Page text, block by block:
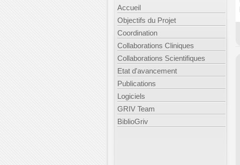
Accueil
Objectifs du Projet
Coordination
Collaborations Cliniques
Collaborations Scientifiques
Etat d'avancement
Publications
Logiciels
GRIV Team
BiblioGriv